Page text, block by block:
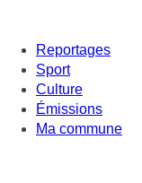
Reportages
Sport
Culture
Émissions
Ma commune